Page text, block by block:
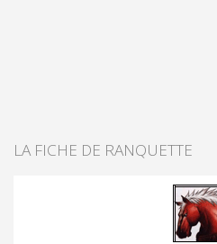
LA FICHE DE RANQUETTE